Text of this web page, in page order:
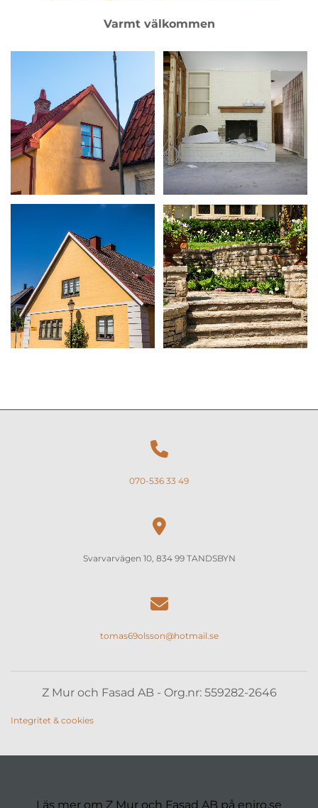
Varmt välkommen

070-536 33 49

Svarvarvägen 10, 834 99 TANDSBYN

tomas69olsson@hotmail.se
Z Mur och Fasad AB - Org.nr: 559282-2646
Integritet & cookies
Läs mer om Z Mur och Fasad AB på eniro.se